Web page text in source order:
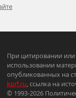
При цитировании
использовании
опубликованных на
kprf.ru, ссылка на
© 1993-2026